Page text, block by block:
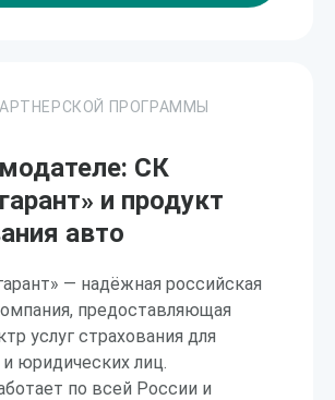
ПРОГРАММЫ
СК
и продукт
авто
— надёжная российская
предоставляющая
услуг страхования для
юридических лиц.
по всей России и